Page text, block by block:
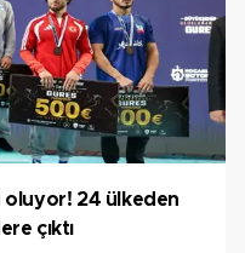
oluyor! 24 ülkeden
çıktı